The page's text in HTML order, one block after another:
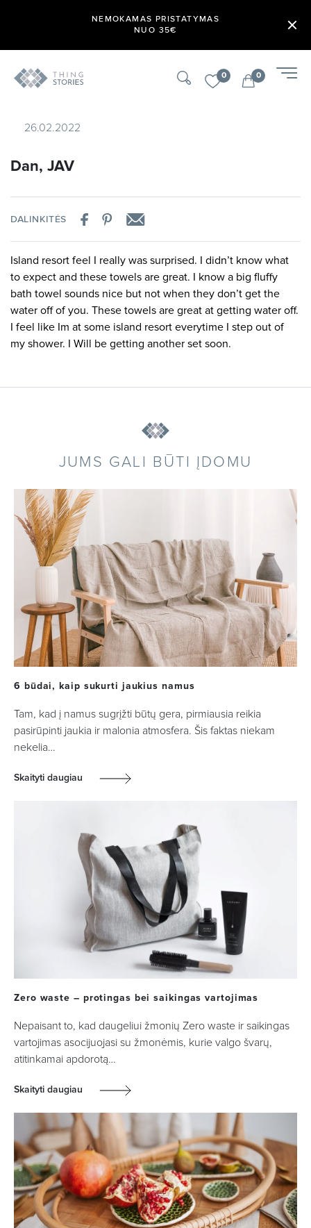
NEMOKAMAS PRISTATYMAS
NUO 35€
0 0
26.02.2022
Dan, JAV
DALINKITĖS
Island resort feel I really was surprised. I didn’t know what
to expect and these towels are great. I know a big fluffy
bath towel sounds nice but not when they don’t get the
water off of you. These towels are great at getting water off.
I feel like Im at some island resort everytime I step out of
my shower. I Will be getting another set soon.
JUMS GALI BŪTI ĮDOMU
6 būdai, kaip sukurti jaukius namus
Tam, kad į namus sugrįžti būtų gera, pirmiausia reikia
pasirūpinti jaukia ir malonia atmosfera. Šis faktas niekam
nekelia…
Skaityti daugiau
Zero waste – protingas bei saikingas vartojimas
Nepaisant to, kad daugeliui žmonių Zero waste ir saikingas
vartojimas asocijuojasi su žmonėmis, kurie valgo švarų,
atitinkamai apdorotą…
Skaityti daugiau